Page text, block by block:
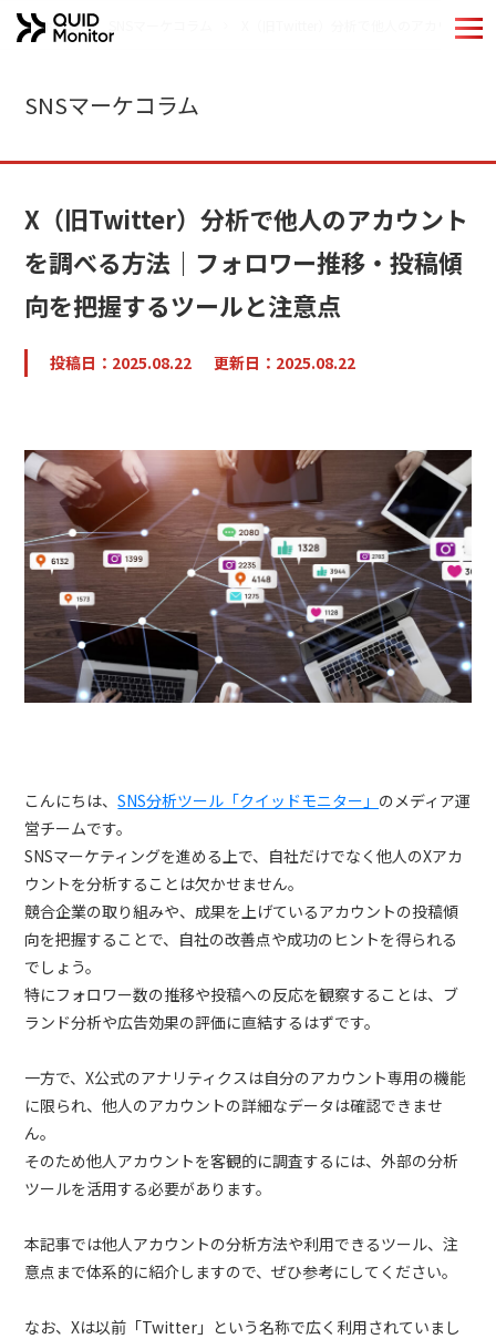
導入事例
分析手法
QUIDブランドのご紹介
コラム
トレンドレポート
マーケコラム
ログイン
お問い合わせ 資料ダウンロード
ホーム X（旧Twitter）分析で他人のアカウント
SNSマーケコラム
X（旧Twitter）分析で他人のアカウント
を調べる方法｜フォロワー推移・投稿傾
向を把握するツールと注意点
投稿日：2025.08.22 更新日：2025.08.22
こんにちは、SNS分析ツール「クイッドモニター」 のメディア運
営チームです。
SNSマーケティングを進める上で、自社だけでなく他人のXアカ
ウントを分析することは欠かせません。
競合企業の取り組みや、成果を上げているアカウントの投稿傾
向を把握することで、自社の改善点や成功のヒントを得られる
でしょう。
特にフォロワー数の推移や投稿への反応を観察することは、ブ
ランド分析や広告効果の評価に直結するはずです。
一方で、X公式のアナリティクスは自分のアカウント専用の機能
に限られ、他人のアカウントの詳細なデータは確認できませ
ん。
そのため他人アカウントを客観的に調査するには、外部の分析
ツールを活用する必要があります。
本記事では他人アカウントの分析方法や利用できるツール、注
意点まで体系的に紹介しますので、ぜひ参考にしてください。
なお、Xは以前「Twitter」という名称で広く利用されていまし